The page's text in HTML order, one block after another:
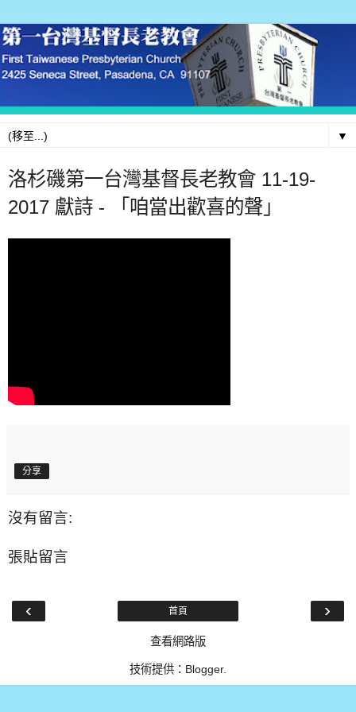
▼
洛杉磯第一台灣基督長老教會 11-19-
2017 獻詩 - 「咱當出歡喜的聲」
分享
沒有留言:
張貼留言
‹ ›
首頁
查看網路版
技術提供： Blogger.